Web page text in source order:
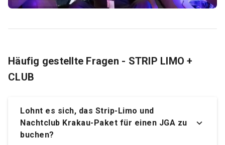
Häufig gestellte Fragen - STRIP LIMO +
CLUB
Lohnt es sich, das Strip-Limo und
Nachtclub Krakau-Paket für einen JGA zu
buchen?